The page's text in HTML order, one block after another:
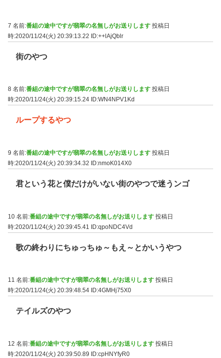
7 名前:番組の途中ですが翡翠の名無しがお送りします 投稿日
時:2020/11/24(火) 20:39:13.22 ID:++lAjQblr
街のやつ
8 名前:番組の途中ですが翡翠の名無しがお送りします 投稿日
時:2020/11/24(火) 20:39:15.24 ID:WN4NPV1Kd
ループするやつ
9 名前:番組の途中ですが翡翠の名無しがお送りします 投稿日
時:2020/11/24(火) 20:39:34.32
ID:nmoK014X0
君という花と僕だけがいない街のやつで迷うンゴ
10 名前:番組の途中ですが翡翠の名無しがお送りします 投稿日
時:2020/11/24(火) 20:39:45.41 ID:qpoNDC4Vd
歌の終わりにちゅっちゅ～もえ～とかいうやつ
11 名前:番組の途中ですが翡翠の名無しがお送りします 投稿日
時:2020/11/24(火) 20:39:48.54 ID:4GMHj75X0
テイルズのやつ
12 名前:番組の途中ですが翡翠の名無しがお送りします 投稿日
時:2020/11/24(火) 20:39:50.89 ID:cpHNYfyR0